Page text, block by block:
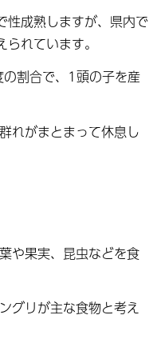
成熟しますが、県内で
れています。
割合で、1頭の子を産
れがまとまって休息し
や果実、昆虫などを食
グリが主な食物と考え